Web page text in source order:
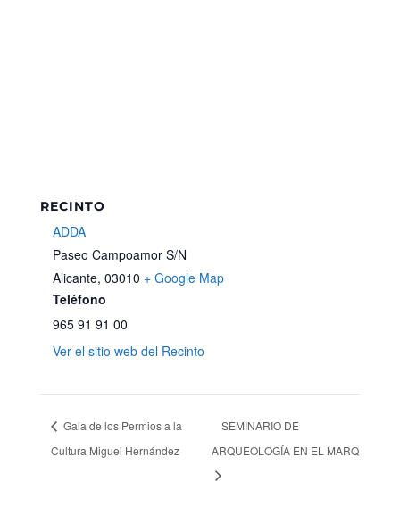
RECINTO
ADDA
Paseo Campoamor S/N
Alicante, 03010 + Google Map
Teléfono
965 91 91 00
Ver el sitio web del Recinto
Gala de los Permios a la
Cultura Miguel Hernández
SEMINARIO DE
ARQUEOLOGÍA EN EL MARQ